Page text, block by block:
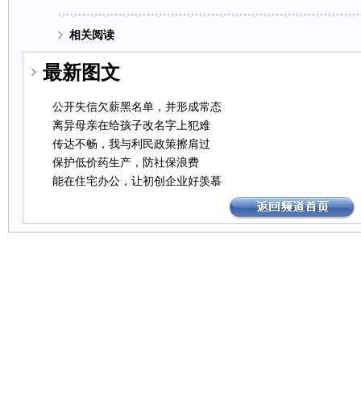
相关阅读
最新图文
公开失信欠薪黑名单，并形成常态
离异母亲在给孩子改名字上犯难
传达不畅，我与利民政策擦肩过
保护低价药生产，防社保浪费
能在住宅办公，让初创企业好羡慕